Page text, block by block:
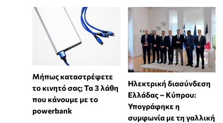
Μήπως καταστρέφετε
το κινητό σας; Τα 3 λάθη
που κάνουμε με το
powerbank
Ηλεκτρική διασύνδεση
Ελλάδας – Κύπρου:
Υπογράφηκε η
συμφωνία με τη γαλλική